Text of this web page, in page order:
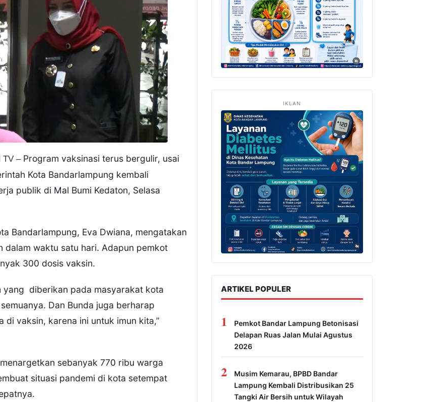
TV –Program vaksinasi terus bergulir, usai
Kota Bandarlampung kembali
publik di Mal Bumi Kedaton, Selasa
Bandarlampung, Eva Dwiana, mengatakan
dalam waktu satu hari. Adapun pemkot
300 dosis vaksin.
yang diberikan pada masyarakat kota
Dan Bunda juga berharap
vaksin, karena ini untuk imun kita,”
sebanyak 770 ribu warga
situasi pandemi di kota setempat
IKLAN
ARTIKEL POPULER
1
Pemkot Bandar Lampung Betonisasi
Delapan Ruas Jalan Mulai Agustus
2026
2
Musim Kemarau, BPBD Bandar
Lampung Kembali Distribusikan 25
Tangki Air Bersih untuk Wilayah